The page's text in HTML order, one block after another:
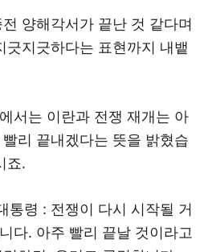
양해각서가 끝난 것 같다며
긋지긋하다는 표현까지 내뱉
서는 이란과 전쟁 재개는 아
리 끝내겠다는 뜻을 밝혔습
죠.
통령 : 전쟁이 다시 시작될 거
다. 아주 빨리 끝날 것이라고